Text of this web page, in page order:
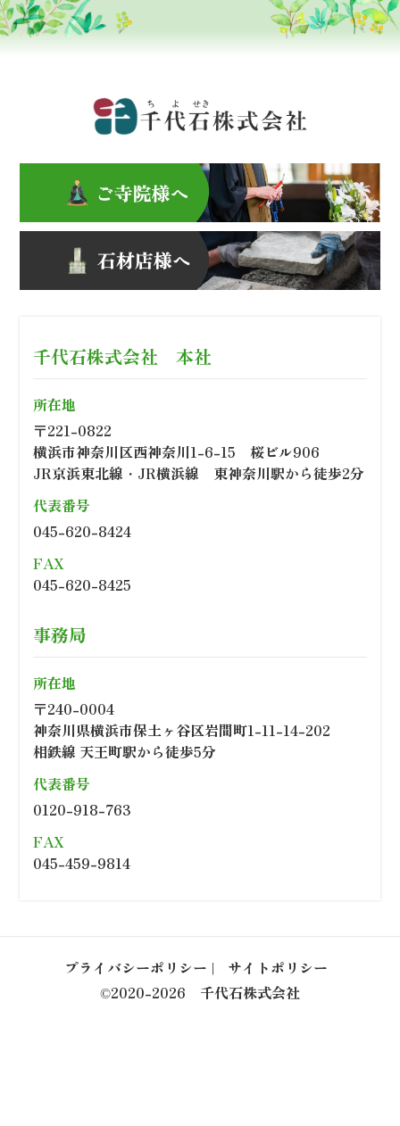
千代石株式会社 本社
所在地
〒221-0822
横浜市神奈川区西神奈川1-6-15 桜ビル906
JR京浜東北線・JR横浜線 東神奈川駅から徒歩2分
代表番号
045-620-8424
FAX
045-620-8425
事務局
所在地
〒240-0004
神奈川県横浜市保土ヶ谷区岩間町1-11-14-202
相鉄線 天王町駅から徒歩5分
代表番号
0120-918-763
FAX
045-459-9814
プライバシーポリシー
サイトポリシー
©2020-2026 千代石株式会社